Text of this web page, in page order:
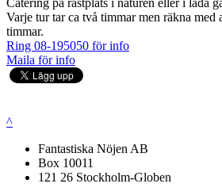
Catering på rastplats i naturen eller i lada
Varje tur tar ca två timmar men räkna med
timmar.
Ring 08-195050 för info
Maila för info
^
Fantastiska Nöjen AB
Box 10011
121 26 Stockholm-Globen